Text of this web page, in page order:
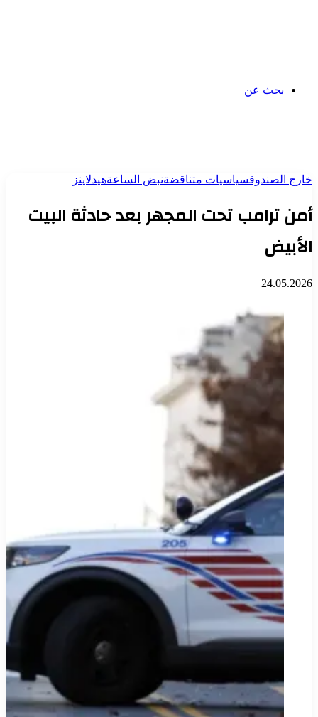
بحث عن
خارج الصندوقسياسيات متناقضةنبض الساعةهيدلاينز
أمن ترامب تحت المجهر بعد حادثة البيت
الأبيض
24.05.2026